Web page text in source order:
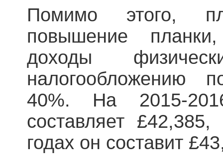
Помимо этого,
повышение
доходы
налогообложению
40%. На 2015-
составляет
годах он составит